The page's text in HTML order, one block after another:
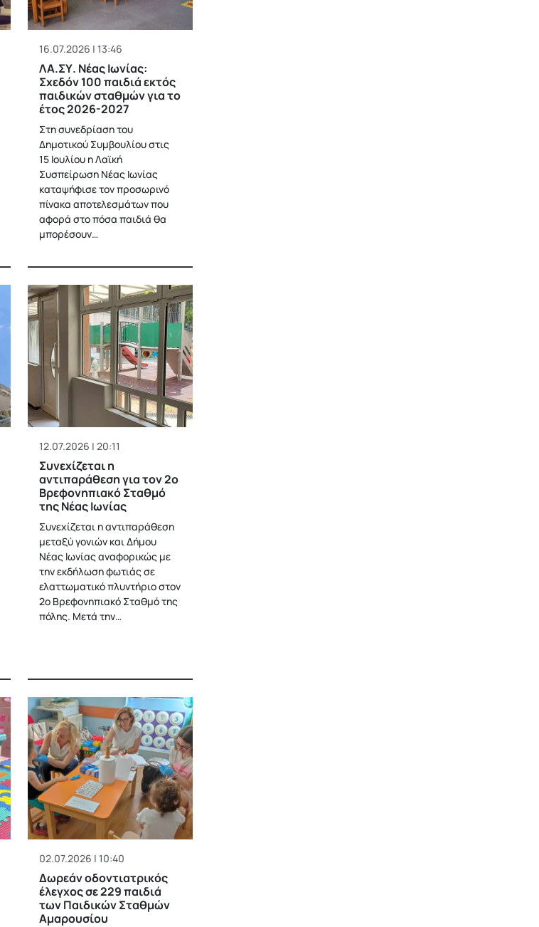
16.07.2026 | 13:46
ΛΑ.ΣΥ. Νέας Ιωνίας:
Σχεδόν 100 παιδιά εκτός
παιδικών σταθμών για το
έτος 2026-2027
Στη συνεδρίαση του
Δημοτικού Συμβουλίου στις
15 Ιουλίου η Λαϊκή
Συσπείρωση Νέας Ιωνίας
καταψήφισε τον προσωρινό
πίνακα αποτελεσμάτων που
αφορά στο πόσα παιδιά θα
μπορέσουν…
12.07.2026 | 20:11
Συνεχίζεται η
αντιπαράθεση για τον 2ο
Βρεφονηπιακό Σταθμό
της Νέας Ιωνίας
Συνεχίζεται η αντιπαράθεση
μεταξύ γονιών και Δήμου
Νέας Ιωνίας αναφορικώς με
την εκδήλωση φωτιάς σε
ελαττωματικό πλυντήριο στον
2ο Βρεφονηπιακό Σταθμό της
πόλης. Μετά την…
02.07.2026 | 10:40
Δωρεάν οδοντιατρικός
έλεγχος σε 229 παιδιά
των Παιδικών Σταθμών
Αμαρουσίου